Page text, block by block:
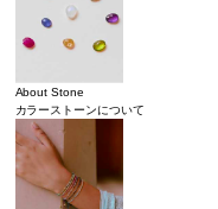
About Stone
カラーストーンについて